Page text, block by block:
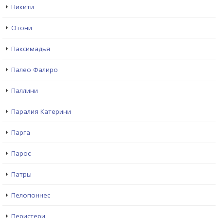
Никити
Отони
Паксимадья
Палео Фалиро
Паллини
Паралия Катерини
Парга
Парос
Патры
Пелопоннес
Перистери